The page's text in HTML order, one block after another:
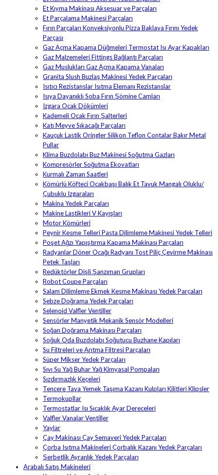
Et Kıyma Makinası Aksesuar ve Parçaları
Et Parçalama Makinesi Parçaları
Fırın Parçaları Konveksiyonlu Pizza Baklava Fırını Yedek
Parçası
Gaz Açma Kapama Düğmeleri Termostat Isı Ayar Kapakları
Gaz Malzemeleri Fittings Bağlantı Parçaları
Gaz Muslukları Gaz Açma Kapama Vanaları
Granita Slush Buzlaş Makinesi Yedek Parçaları
Isıtıcı Rezistanslar Isıtma Elemanı Rezistanslar
Isıya Dayanıklı Soba Fırın Şömine Camları
Izgara Ocak Dökümleri
Kademeli Ocak Fırın Şalterleri
Katı Meyve Sıkacağı Parçaları
Kauçuk Lastik Oringler Silikon Teflon Contalar Bakır Metal
Pullar
Klima Buzdolabı Buz Makinesi Soğutma Gazları
Kompresörler Soğutma Ekovatları
Kurmalı Zaman Saatleri
Kömürlü Köfteci Ocakbaşı Balık Et Tavuk Mangalı Oluklu/
Çubuklu Izgaraları
Makina Yedek Parçaları
Makine Lastikleri V Kayışları
Motor Kömürleri
Peynir Kesme Telleri Pasta Dilimleme Makinesi Yedek Telleri
Poşet Ağzı Yapıştırma Kapama Makinası Parçaları
Radyanlar Döner Ocağı Radyanı Tost Piliç Çevirme Makinası
Petek Taşları
Redüktörler Dişli Şanzıman Grupları
Robot Coupe Parçaları
Salam Dilimleme Ekmek Kesme Makinası Yedek Parçaları
Sebze Doğrama Yedek Parçaları
Selenoid Valfler Ventiller
Sensörler Manyetik Mekanik Sensör Modelleri
Soğan Doğrama Makinası Parçaları
Soğuk Oda Buzdolabı Soğutucu Buzhane Kapıları
Su Filtreleri ve Arıtma Filtresi Parçaları
Süper Mikser Yedek Parçaları
Sıvı Su Yağ Buhar Yağ Kimyasal Pompaları
Sızdırmazlık Keçeleri
Tencere Tava Yemek Taşıma Kazanı Kulpları Kilitleri Klipsler
Termokupllar
Termostatlar Isı Sıcaklık Ayar Dereceleri
Valfler Vanalar Ventiller
Yaylar
Çay Makinası Çay Semaveri Yedek Parçaları
Çorba Isıtma Makineleri Çorbalık Kazanı Yedek Parçaları
Şerbetlik Ayranlık Yedek Parçaları
Arabalı Satış Makineleri